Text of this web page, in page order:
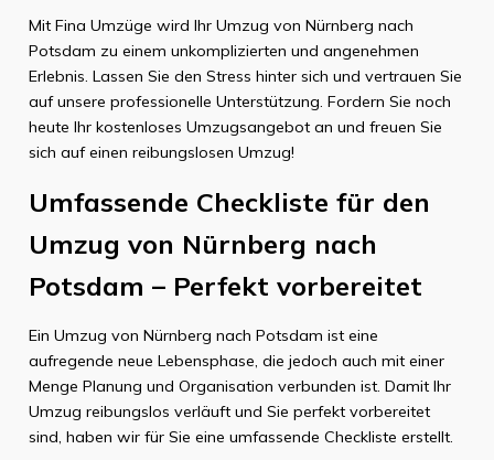
Mit Fina Umzüge wird Ihr Umzug von Nürnberg nach
Potsdam zu einem unkomplizierten und angenehmen
Erlebnis. Lassen Sie den Stress hinter sich und vertrauen Sie
auf unsere professionelle Unterstützung. Fordern Sie noch
heute Ihr kostenloses Umzugsangebot an und freuen Sie
sich auf einen reibungslosen Umzug!
Umfassende Checkliste für den
Umzug von Nürnberg nach
Potsdam – Perfekt vorbereitet
Ein Umzug von Nürnberg nach Potsdam ist eine
aufregende neue Lebensphase, die jedoch auch mit einer
Menge Planung und Organisation verbunden ist. Damit Ihr
Umzug reibungslos verläuft und Sie perfekt vorbereitet
sind, haben wir für Sie eine umfassende Checkliste erstellt.